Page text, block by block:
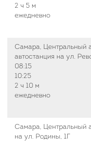
2 ч 5 м
ежедневно
Самара, Центральный
автостанция на ул.
08:15
10:25
2 ч 10 м
ежедневно
Самара, Центральный
на ул. Родины, 1Г